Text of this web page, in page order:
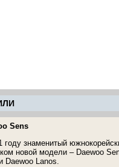
Sens
году знаменитый
новой модели – Daewoo
Daewoo Lanos.